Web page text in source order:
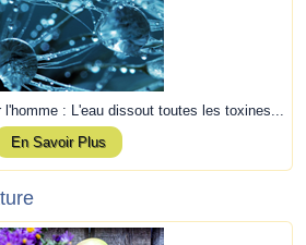
l'homme : L'eau dissout toutes les toxines...
En Savoir Plus